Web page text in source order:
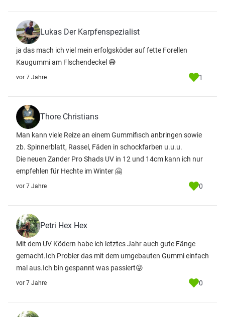
Lukas Der Karpfenspezialist
ja das mach ich viel mein erfolgsköder auf fette Forellen
Kaugummi am Flschendeckel 😅
vor 7 Jahre 1
Thore Christians
Man kann viele Reize an einem Gummifisch anbringen sowie
zb. Spinnerblatt, Rassel, Fäden in schockfarben u.u.u.
Die neuen Zander Pro Shads UV in 12 und 14cm kann ich nur
empfehlen für Hechte im Winter 🤗
vor 7 Jahre 0
Petri Hex Hex
Mit dem UV Ködern habe ich letztes Jahr auch gute Fänge
gemacht.Ich Probier das mit dem umgebauten Gummi einfach
mal aus.Ich bin gespannt was passiert😜
vor 7 Jahre 0